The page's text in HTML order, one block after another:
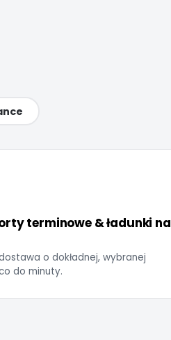
terminowe & ładunki na
o dokładnej, wybranej
do minuty.